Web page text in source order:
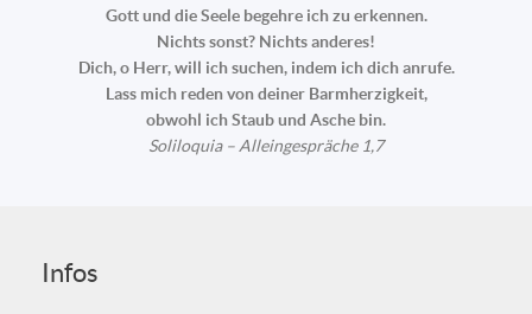
Gott und die Seele begehre ich zu erkennen.
Nichts sonst? Nichts anderes!
Dich, o Herr, will ich suchen, indem ich dich anrufe.
Lass mich reden von deiner Barmherzigkeit,
obwohl ich Staub und Asche bin.
Soliloquia – Alleingespräche 1,7
Infos